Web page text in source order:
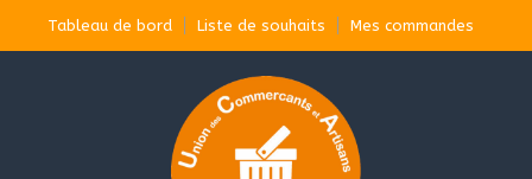
Tableau de bord Liste de souhaits Mes commandes